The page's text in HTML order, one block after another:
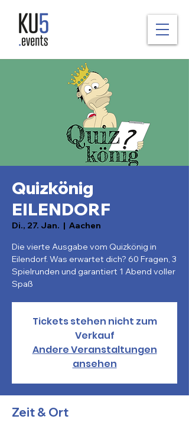
Quizkönig
EILENDORF
Di., 27. Jan.
  |
Aachen
Die vierte Ausgabe vom Quizkönig in
Eilendorf. Was erwartet dich? 60 Fragen, 3
Spielrunden und garantiert 1 Abend voller
Spaß
Tickets stehen nicht zum
Verkauf
Andere Veranstaltungen
ansehen
Zeit & Ort